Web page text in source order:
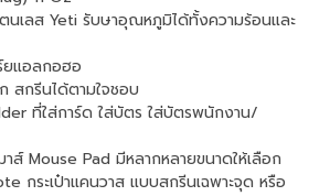
นเลส Yeti รับษาอุณหภูมิได้ทั้งความร้อนและ
ยแอลกอฮอ
สกรีนได้ตามใจชอบ
ที่ใส่การ์ด ใส่บัตร ใส่บัตรพนักงาน/
าส์ Mouse Pad มีหลากหลายขนาดให้เลือก
กระเป๋าแคนวาส แบบสกรีนเฉพาะจุด หรือ